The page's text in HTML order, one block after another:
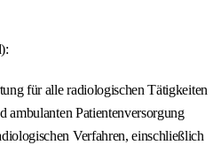
für alle radiologischen Tätigkeiten
ambulanten Patientenversorgung
Verfahren, einschließlich